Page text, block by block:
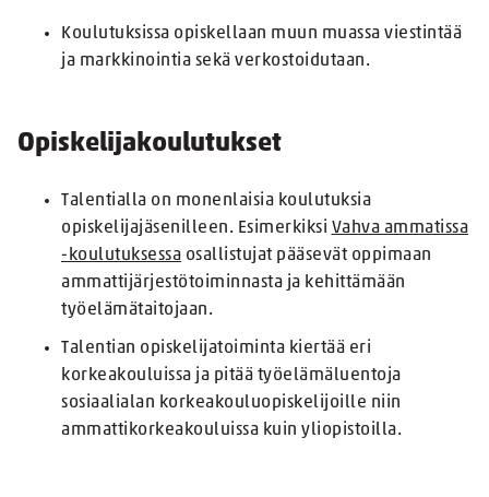
Koulutuksissa opiskellaan muun muassa viestintää
ja markkinointia sekä verkostoidutaan.
Opiskelijakoulutukset
Talentialla on monenlaisia koulutuksia
opiskelijajäsenilleen. Esimerkiksi Vahva ammatissa
-koulutuksessa osallistujat pääsevät oppimaan
ammattijärjestötoiminnasta ja kehittämään
työelämätaitojaan.
Talentian opiskelijatoiminta kiertää eri
korkeakouluissa ja pitää työelämäluentoja
sosiaalialan korkeakouluopiskelijoille niin
ammattikorkeakouluissa kuin yliopistoilla.